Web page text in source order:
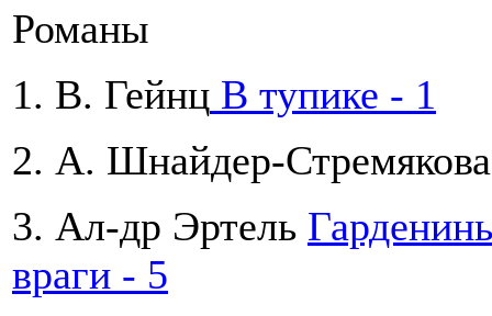
Романы
1. В. Гейнц В тупике - 1
2. А. Шнайдер-
3. Ал-др Эртель
враги - 5